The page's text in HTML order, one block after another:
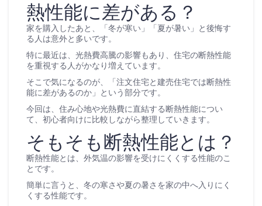
熱性能に差がある？
家を購入したあと、「冬が寒い」「夏が暑い」と後悔す
る人は意外と多いです。
特に最近は、光熱費高騰の影響もあり、住宅の断熱性能
を重視する人がかなり増えています。
そこで気になるのが、「注文住宅と建売住宅では断熱性
能に差があるのか」という部分です。
今回は、住み心地や光熱費に直結する断熱性能につい
て、初心者向けに比較しながら整理していきます。
そもそも断熱性能とは？
断熱性能とは、外気温の影響を受けにくくする性能のこ
とです。
簡単に言うと、冬の寒さや夏の暑さを家の中へ入りにく
くする性能です。